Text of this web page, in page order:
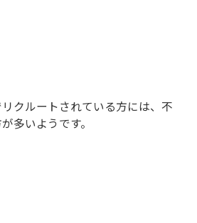
クルートされている方には、不
多いようです。